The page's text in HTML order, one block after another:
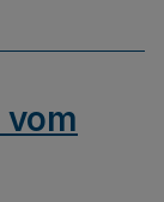
vom